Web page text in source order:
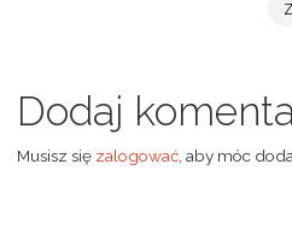
Dodaj
Musisz się zalogować, aby móc